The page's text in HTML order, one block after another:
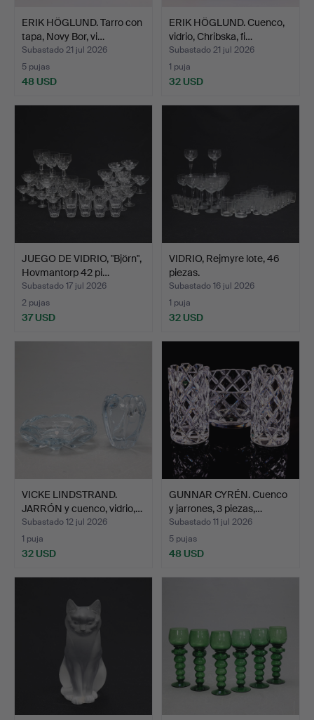
ERIK HÖGLUND. Tarro con
tapa, Novy Bor, vi…
Subastado 21 jul 2026
5 pujas
48 USD
ERIK HÖGLUND. Cuenco,
vidrio, Chribska, fi…
Subastado 21 jul 2026
1 puja
32 USD
JUEGO DE VIDRIO, "Björn",
Hovmantorp 42 pi…
Subastado 17 jul 2026
2 pujas
37 USD
VIDRIO, Rejmyre lote, 46
piezas.
Subastado 16 jul 2026
1 puja
32 USD
VICKE LINDSTRAND.
JARRÓN y cuenco, vidrio,…
Subastado 12 jul 2026
1 puja
32 USD
GUNNAR CYRÉN. Cuenco
y jarrones, 3 piezas,…
Subastado 11 jul 2026
5 pujas
48 USD